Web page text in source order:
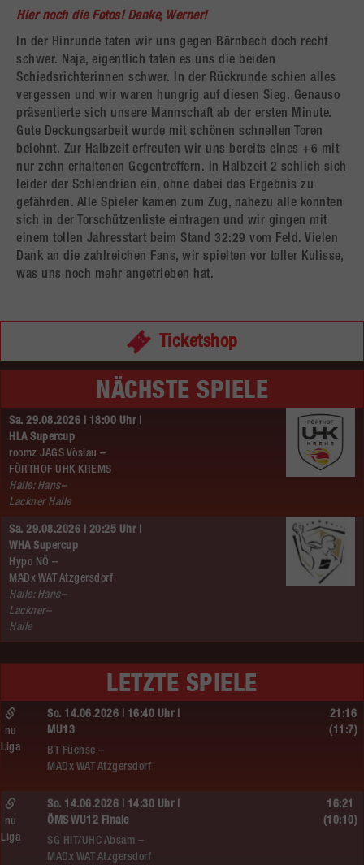
Hier noch die Fotos! Danke, Werner!
In der Hinrunde taten wir uns gegen Bärnbach doch recht
schwer. Naja, eigentlich taten es uns die beiden
Schiedsrichterinnen schwer. In der Rückrunde schien alles
vergessen und wir waren hungrig auf diesen Sieg. Genauso
präsentierte sich unsere Mannschaft ab der ersten Minute.
Gute Deckungsarbeit wurde mit schönen schnellen Toren
belohnt. Zur Halbzeit erfreuten wir uns bereits eines +6 mit
nur zehn erhaltenen Gegentreffern. In Halbzeit 2 schlich sich
leider der Schlendrian ein, ohne dabei das Ergebnis zu
gefährden. Alle Spieler kamen zum Zug, nahezu alle konnten
sich in der Torschützenliste eintragen und wir gingen mit
einem tollen Jahresstart beim Stand 32:29 vom Feld. Vielen
Dank an die zahlreichen Fans, wir spielten vor toller Kulisse,
was uns noch mehr angetrieben hat.
Ticketshop
NÄCHSTE SPIELE
Sa. 29.08.2026 | 18:00 Uhr |
HLA Supercup
roomz JAGS Vöslau –
FÖRTHOF UHK KREMS
Halle: Hans–
Lackner Halle
Sa. 29.08.2026 | 20:25 Uhr |
WHA Supercup
Hypo NÖ –
MADx WAT Atzgersdorf
Halle: Hans–
Lackner–
Halle
LETZTE SPIELE
So. 14.06.2026 | 16:40 Uhr |
MU13
BT Füchse –
MADx WAT Atzgersdorf
nu
Liga
21:16
(11:7)
So. 14.06.2026 | 14:30 Uhr |
ÖMS WU12 Finale
SG HIT/UHC Absam –
MADx WAT Atzgersdorf
nu
Liga
16:21
(10:10)